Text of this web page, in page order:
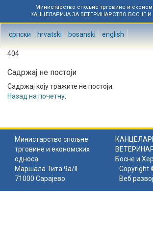
Министарство спољне трговине и
КАНЦЕЛАРИЈА ЗА ВЕТЕРИНАРСТВО БОСНЕ И
српски hrvatski bosanski english
404
Садржај не постоји
Садржај коју тражите не постоји.
Назад на почетну
Министарство спољне
трговине и економских
односа
Босне и
Маршала Тита 9а/II
71000 Сарајево
Copyright
Веб